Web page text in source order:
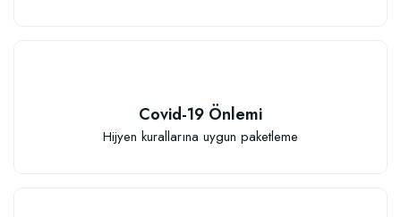
Covid-19 Önlemi
Hijyen kurallarına uygun paketleme